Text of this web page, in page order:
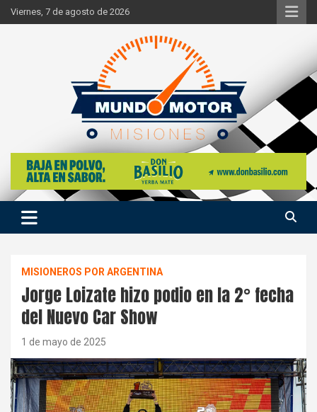
Skip
to
Viernes, 7 de agosto de 2026
Mundo Motor Misiones
Si hay ruido de motores ahí estaremos
MISIONEROS POR ARGENTINA
Jorge Loizate hizo podio en la 2° fecha
del Nuevo Car Show
1 de mayo de 2025